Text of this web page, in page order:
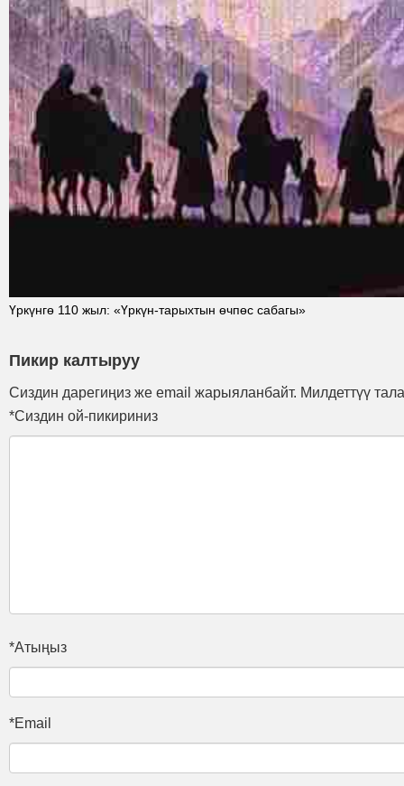
Үркүнгө 110 жыл: «Үркүн-тарыхтын өчпөс сабагы»
Пикир калтыруу
Сиздин дарегиңиз же email жарыяланбайт. Милдеттүү
*Сиздин ой-пикириниз
*Атыңыз
*Email